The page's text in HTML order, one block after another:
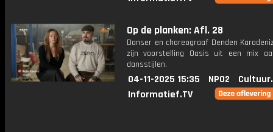
Op de planken: Afl. 28
Danser en choreograaf Denden
zijn voorstelling Oasis uit een mix
dansstijlen.
04-11-2025 15:35 NPO2
Informatief.TV